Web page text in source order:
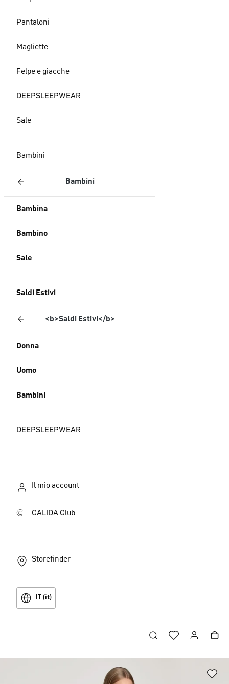
Pantaloni
Magliette
Felpe e giacche
DEEPSLEEPWEAR
Sale
Bambini
Bambini
Bambina
Bambino
Sale
Saldi Estivi
<b>Saldi Estivi</b>
Donna
Uomo
Bambini
DEEPSLEEPWEAR
Il mio account
CALIDA Club
Storefinder
IT (it)